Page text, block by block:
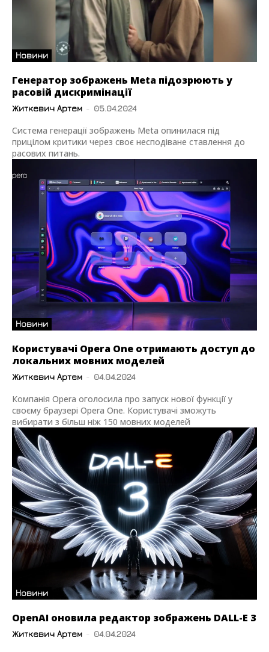
Новини
Генератор зображень Meta підозрюють у
расовій дискримінації
Житкевич Артем - 05.04.2024
Система генерації зображень Meta опинилася під
прицілом критики через своє несподіване ставлення до
расових питань.
Новини
Користувачі Opera One отримають доступ до
локальних мовних моделей
Житкевич Артем - 04.04.2024
Компанія Opera оголосила про запуск нової функції у
своєму браузері Opera One. Користувачі зможуть
вибирати з більш ніж 150 мовних моделей
Новини
OpenAI оновила редактор зображень DALL-E 3
Житкевич Артем - 04.04.2024